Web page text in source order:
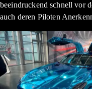
beeindruckend schnell vor
auch deren Piloten